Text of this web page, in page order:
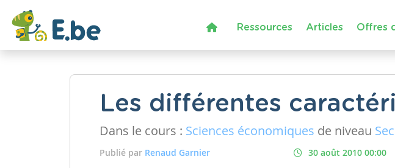
Ressources Articles Offres
Les différentes
Dans le cours : Sciences économiques de niveau
Publié par Renaud Garnier 30 août 2010 00:00